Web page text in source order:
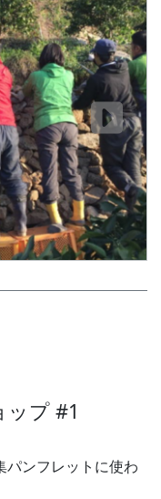
ップ #1
パンフレットに使わ